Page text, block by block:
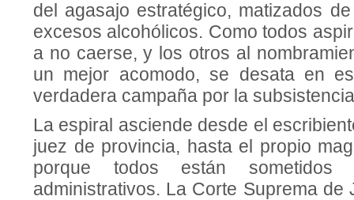
del agasajo estratégico, ma­tizados
excesos alcohólicos. Como to­dos
a no caerse, y los otros al
un mejor acomodo, se desata en
verdadera cam­paña por la
La espiral asciende desde el
juez de provincia, hasta el pro­pio
por­que todos están
administrativos. La Corte Suprema de